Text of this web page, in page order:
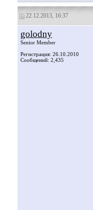
22.12.2013, 16:37
golodny
Senior Member
Регистрация: 26.10.2010
Сообщений: 2,435